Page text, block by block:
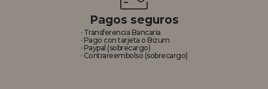
Pagos seguros
· Transferencia Bancaria
· Pago con tarjeta o Bizum
· Paypal (sobrecargo)
· Contrareembolso (sobrecargo)